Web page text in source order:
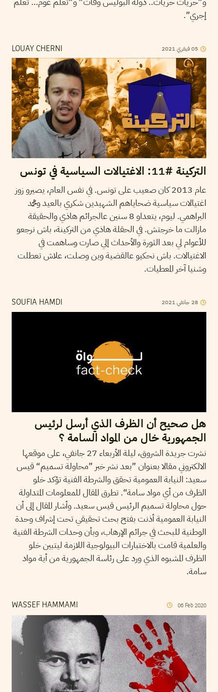
إجري”.
LOUAY CHERNI 05فيفري2021
التركينة #11: الاغتيالات السياسية في تونس
عام 2013 كان صعيب على تونس. في نفس العام، يصيرو زوز
اغتيالات سياسية ضحاياهم الشهيدين شكري بالعيد ومحمد
البراهمي. ليوم، يتعداو 8 سنين عالجرائم هاذي والحقيقة
مازالت ما خرجتش. في الحقلة هاذي من التركينة، باش نرجعو
للأعوام لي بعد الثورة والأحداث إلي صارت وساهمت في
الاغتيالات. باش نحكيو عالقضية وين وصلت، علاش تعطلت
وشنيا آخر المعطيات.
SOUFIA HAMDI 28 جانفي2021
هل صحيح أن الظرف الذي أرسل لرئيس
الجمهورية خال من المواد السامة ؟
نشرت جريدة الشروق، ليلة الأربعاء 27 جانفي، على موقعها
الالكتروني مقالا بعنوان ”بعد نشر خبر ”محاولة تسميم“ قيس
سعيد: النيابة العمومية تحقق والشرطة الفنية تؤكد خلو
الظرف من أي مواد سامة“. تطرق المقال للمعلومات المتداولة
حول محاولة تسميم الرئيس قيس سعيد. وأشار المقال إلى أن
النيابة العمومية أذنت بفتح بحث تحقيقي تحت إشراف وحدة
الوطنية للبحث في جرائم الإرهاب، وبأن وحدات الشرطة الفنية
والعلمية قامت بالاختبارات البيولوجية اللازمة ليتبين خلو
الظرف المشبوه الذي ورد على رئاسة الجمهورية من أية مواد
سامة.
WASSEF HAMMAMI 06 Feb 2020